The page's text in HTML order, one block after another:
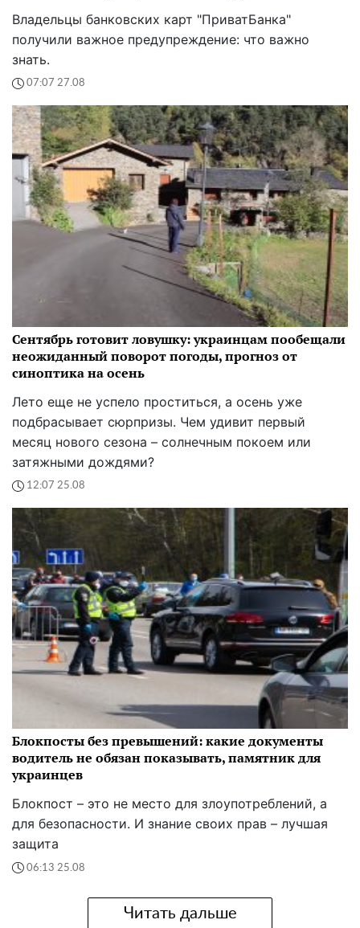
Владельцы банковских карт "ПриватБанка"
получили важное предупреждение: что важно
знать.
07:07 27.08
Сентябрь готовит ловушку: украинцам пообещали
неожиданный поворот погоды, прогноз от
синоптика на осень
Лето еще не успело проститься, а осень уже
подбрасывает сюрпризы. Чем удивит первый
месяц нового сезона – солнечным покоем или
затяжными дождями?
12:07 25.08
Блокпосты без превышений: какие документы
водитель не обязан показывать, памятник для
украинцев
Блокпост – это не место для злоупотреблений, а
для безопасности. И знание своих прав – лучшая
защита
06:13 25.08
Читать дальше